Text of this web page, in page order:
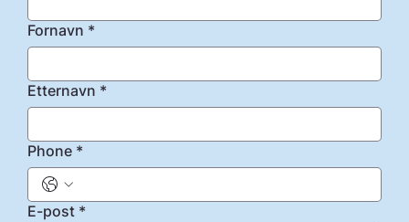
Fornavn *
Etternavn *
Phone *
E-post *